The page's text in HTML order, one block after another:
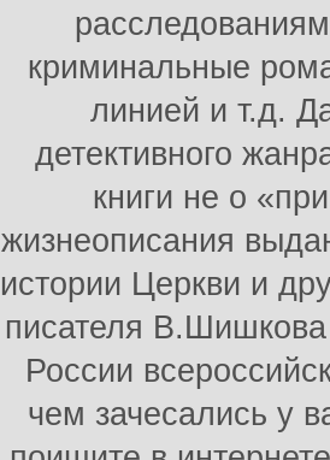
криминальные
линией и т.д.
детективного
книги не о
жизнеописания
истории Церкви и
писателя
России
чем зачесались у